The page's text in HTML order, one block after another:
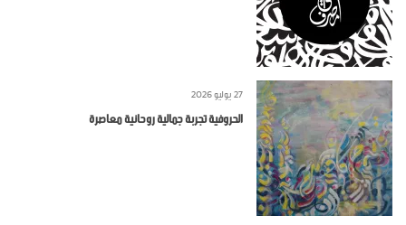
27 يوليو 2026
الحروفية تجربة جمالية روحانية معاصرة